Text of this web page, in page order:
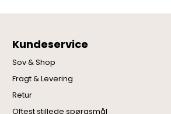
Kundeservice
Sov & Shop
Fragt & Levering
Retur
Oftest stillede spørgsmål